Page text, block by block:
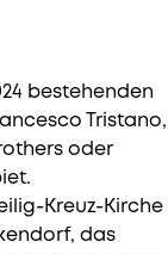
bestehenden
Tristano,
oder
Kreuz-Kirche
das